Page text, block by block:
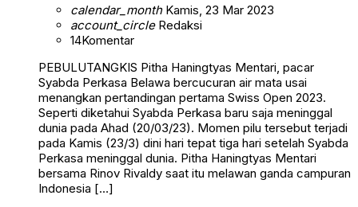
calendar_monthKamis, 23 Mar 2023
account_circleRedaksi
14Komentar
PEBULUTANGKIS Pitha Haningtyas Mentari, pacar
Syabda Perkasa Belawa bercucuran air mata usai
menangkan pertandingan pertama Swiss Open 2023.
Seperti diketahui Syabda Perkasa baru saja meninggal
dunia pada Ahad (20/03/23). Momen pilu tersebut terjadi
pada Kamis (23/3) dini hari tepat tiga hari setelah Syabda
Perkasa meninggal dunia. Pitha Haningtyas Mentari
bersama Rinov Rivaldy saat itu melawan ganda campuran
Indonesia […]